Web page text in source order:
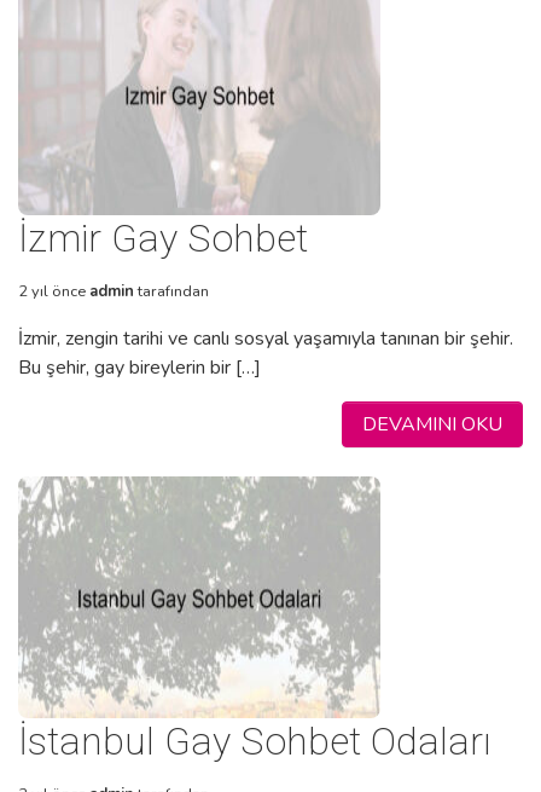
İzmir Gay Sohbet
2 yıl önce admintarafından
İzmir, zengin tarihi ve canlı sosyal yaşamıyla tanınan bir şehir.
Bu şehir, gay bireylerin bir […]
DEVAMINI OKU
İstanbul Gay Sohbet Odaları